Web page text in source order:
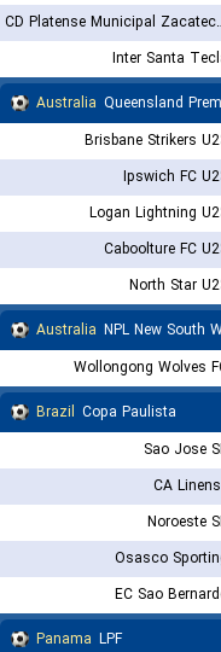
CD
Inter Santa
Australia Queensland
Brisbane Strikers
Ipswich FC
Logan Lightning
Caboolture FC
North Star
Australia NPL New South
Wollongong Wolves
Brazil Copa Paulista
Sao Jose
CA
Noroeste
Osasco
EC Sao
Panama LPF